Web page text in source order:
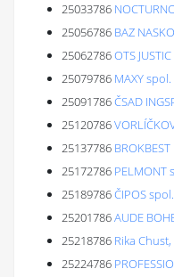
25033786
25056786 BAZ
25062786OTS
25079786 MAXY
25091786ČSAD
25120786
25137786
25172786 PELMONT
25189786ČIPOS
25201786AUDE
25218786 Rika
25224786